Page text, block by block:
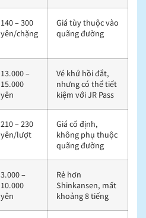
140 – 300
yên/chặng
Giá tùy thuộc vào
quãng đường
13.000 –
15.000
yên
Vé khứ hồi đắt,
nhưng có thể tiết
kiệm với JR Pass
210 – 230
yên/lượt
Giá cố định,
không phụ thuộc
quãng đường
3.000 –
10.000
yên
Rẻ hơn
Shinkansen, mất
khoảng 8 tiếng